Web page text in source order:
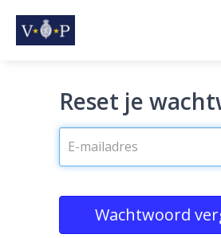
Reset je
Wachtwoord